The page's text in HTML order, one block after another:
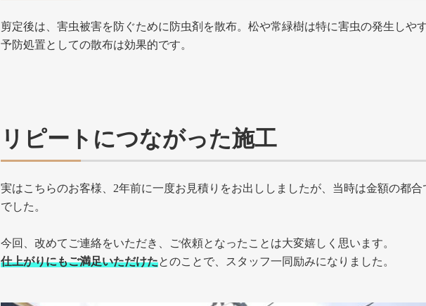
剪定後は、害虫被害を防ぐために防虫剤を散布。松や常緑樹は特に害虫の発生しや
予防処置としての散布は効果的です。
リピートにつながった施工
実はこちらのお客様、2年前に一度お見積りをお出ししましたが、当時は金額の都
でした。
今回、改めてご連絡をいただき、ご依頼となったことは大変嬉しく思います。
仕上がりにもご満足いただけたとのことで、スタッフ一同励みになりました。